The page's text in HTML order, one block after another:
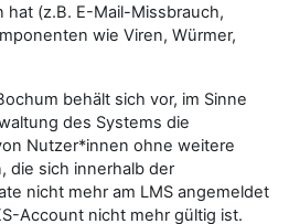
(z.B. E-Mail-Missbrauch,
wie Viren, Würmer,
behält sich vor, im Sinne
des Systems die
Nutzer*innen ohne weitere
die sich innerhalb der
nicht mehr am LMS angemeldet
Account nicht mehr gültig ist.